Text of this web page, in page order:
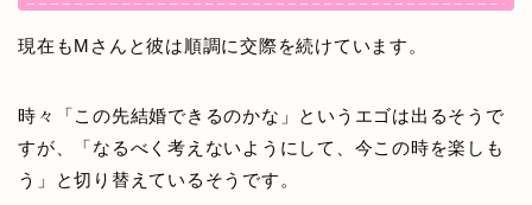
現在もMさんと彼は順調に交際を続けています。
時々「この先結婚できるのかな」というエゴは出るそうで
すが、「なるべく考えないようにして、今この時を楽しも
う」と切り替えているそうです。